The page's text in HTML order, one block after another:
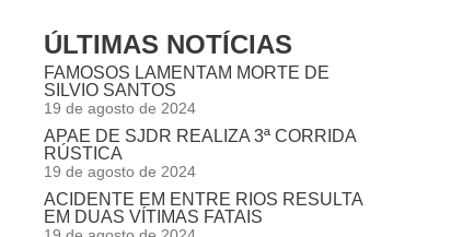
ÚLTIMAS NOTÍCIAS
FAMOSOS LAMENTAM MORTE DE
SILVIO SANTOS
19 de agosto de 2024
APAE DE SJDR REALIZA 3ª CORRIDA
RÚSTICA
19 de agosto de 2024
ACIDENTE EM ENTRE RIOS RESULTA
EM DUAS VÍTIMAS FATAIS